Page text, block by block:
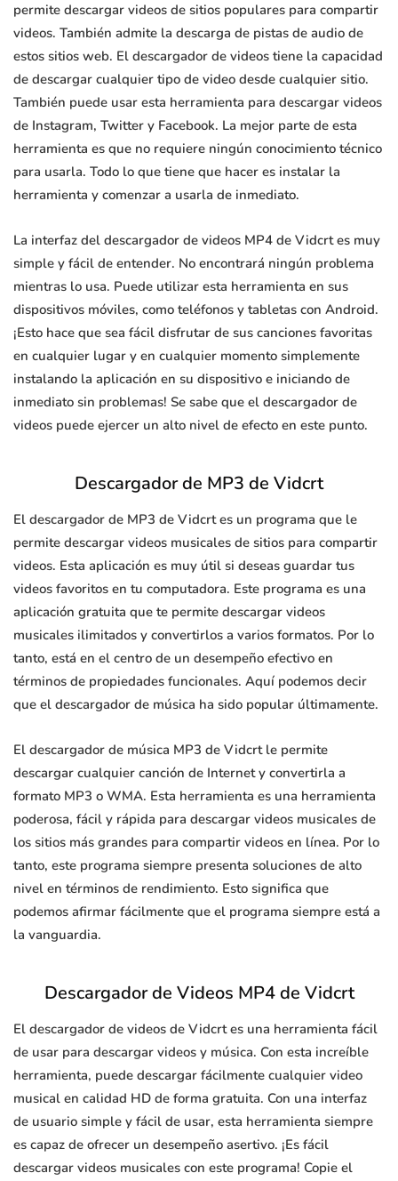
permite descargar videos de sitios populares para compartir
videos. También admite la descarga de pistas de audio de
estos sitios web. El descargador de videos tiene la capacidad
de descargar cualquier tipo de video desde cualquier sitio.
También puede usar esta herramienta para descargar videos
de Instagram, Twitter y Facebook. La mejor parte de esta
herramienta es que no requiere ningún conocimiento técnico
para usarla. Todo lo que tiene que hacer es instalar la
herramienta y comenzar a usarla de inmediato.
La interfaz del descargador de videos MP4 de Vidcrt es muy
simple y fácil de entender. No encontrará ningún problema
mientras lo usa. Puede utilizar esta herramienta en sus
dispositivos móviles, como teléfonos y tabletas con Android.
¡Esto hace que sea fácil disfrutar de sus canciones favoritas
en cualquier lugar y en cualquier momento simplemente
instalando la aplicación en su dispositivo e iniciando de
inmediato sin problemas! Se sabe que el descargador de
videos puede ejercer un alto nivel de efecto en este punto.
Descargador de MP3 de Vidcrt
El descargador de MP3 de Vidcrt es un programa que le
permite descargar videos musicales de sitios para compartir
videos. Esta aplicación es muy útil si deseas guardar tus
videos favoritos en tu computadora. Este programa es una
aplicación gratuita que te permite descargar videos
musicales ilimitados y convertirlos a varios formatos. Por lo
tanto, está en el centro de un desempeño efectivo en
términos de propiedades funcionales. Aquí podemos decir
que el descargador de música ha sido popular últimamente.
El descargador de música MP3 de Vidcrt le permite
descargar cualquier canción de Internet y convertirla a
formato MP3 o WMA. Esta herramienta es una herramienta
poderosa, fácil y rápida para descargar videos musicales de
los sitios más grandes para compartir videos en línea. Por lo
tanto, este programa siempre presenta soluciones de alto
nivel en términos de rendimiento. Esto significa que
podemos afirmar fácilmente que el programa siempre está a
la vanguardia.
Descargador de Videos MP4 de Vidcrt
El descargador de videos de Vidcrt es una herramienta fácil
de usar para descargar videos y música. Con esta increíble
herramienta, puede descargar fácilmente cualquier video
musical en calidad HD de forma gratuita. Con una interfaz
de usuario simple y fácil de usar, esta herramienta siempre
es capaz de ofrecer un desempeño asertivo. ¡Es fácil
descargar videos musicales con este programa! Copie el